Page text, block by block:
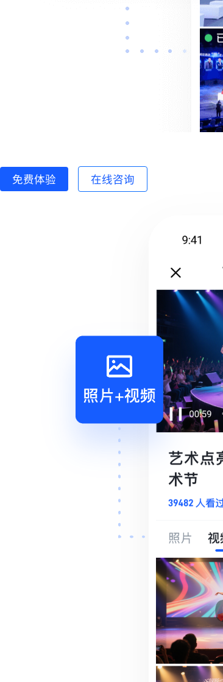
免费体验 在线咨询